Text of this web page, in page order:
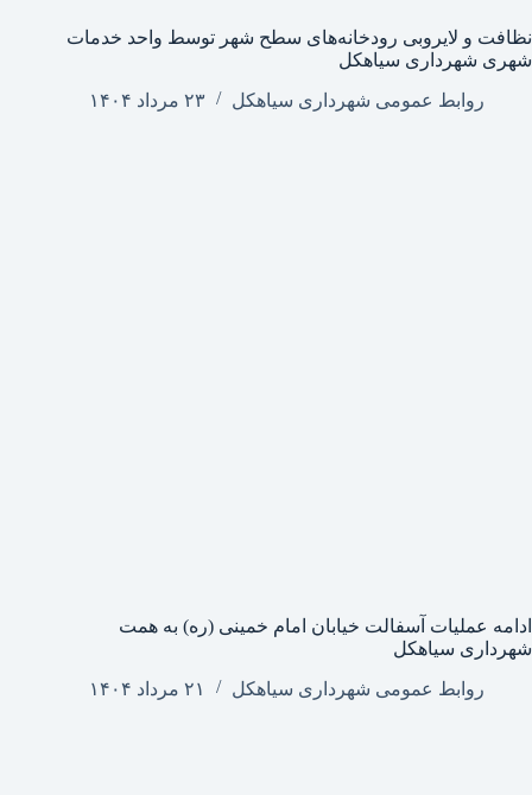
نظافت و لایروبی رودخانه‌های سطح شهر توسط واحد خدمات
شهری شهرداری سیاهکل
روابط عمومی شهرداری سیاهکل
۲۳ مرداد ۱۴۰۴
ادامه عملیات آسفالت خیابان امام خمینی (ره) به همت
شهرداری سیاهکل
روابط عمومی شهرداری سیاهکل
۲۱ مرداد ۱۴۰۴